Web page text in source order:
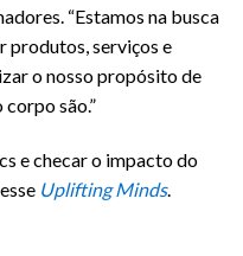
“Estamos na busca
produtos, serviços e
o nosso propósito de
são.”
e checar o impacto do
Uplifting Minds.